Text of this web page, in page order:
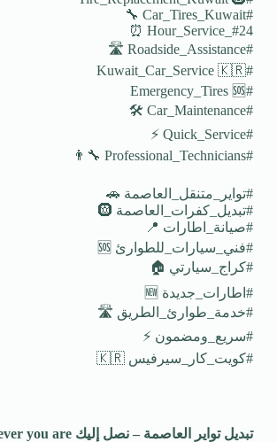
#Car_Tires_Kuwait 🔧
#24_Hour_Service ⏰
#Roadside_Assistance 🛣️
#Kuwait_Car_Service 🇰🇷
#Emergency_Tires 🆘
#Car_Maintenance 🛠️
#Quick_Service ⚡
#Professional_Technicians 👨‍🔧
#تواير_متنقل_العاصمة 🚗
#تبديل_كفرات_العاصمة 🛞
#صيانة_اطارات 📍
#فني_سيارات_للطوارئ 🆘
#كراج_سيارتي 🏠
#اطارات_جديدة 🆕
#خدمة_طوارئ_الطريق 🛣️
#سريع_ومضمون ⚡
#كويت_كار_سيرفيس 🇰🇷
تبديل تواير العاصمة – نصل إليك